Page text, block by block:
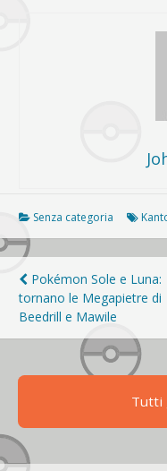
Senza categoria
Navigazione
articoli
Pokémon Sole e Luna:
tornano le Megapietre di
Beedrill e Mawile
Tutti